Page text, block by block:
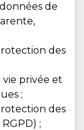
de
des
vie privée et
;
des
;